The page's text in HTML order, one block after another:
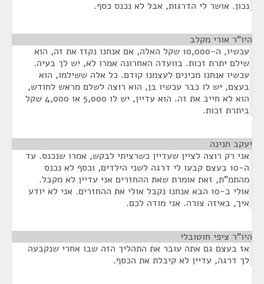
נכון. אושר לי הדרגות, אבל לא נכנס כסף.
היו"ר אורי מקלב
עכשיו, ה-10,000 שקל האלה, אם אנחנו נקזז את זה, הוא
שילם יתרת זכות. בוועדה האחרונה אמרו לא, יש לך בעיה.
עכשיו אנחנו מכינים לעצמנו קודם. כל אלה ששילמו, הוא
בעצם, יש לו כבר עכשיו בן, הוא רוצה לשלם מראש לחודש,
הוא לא חייב את זה. הוא עדיין, יש לו 5,000 או 4,000 שקל
ביתרת זכות.
יעקב חנינה
אני רק רוצה לציין שעדיין כשרציתי לבקש, אמרו שנכנס. עד
ה-10 בעצם קבעו לי דרגה לשני הילדים, וכסף לא נכנס
מהתמ"ת, זאת אומרת שאת ההחזרים אני עדיין לא מקבל.
אולי ב-10 הבא אנחנו נקבל אולי את ההחזרים. אני לא יודע
איך, באיזה צורה. אני מודה לכם.
היו"ר ציפי חוטובלי
אז בעצם גם אתה עובר את התהליך הזה שבו אחרי שנקבעה
לך דרגה, עדיין לא קיבלת את הכסף.